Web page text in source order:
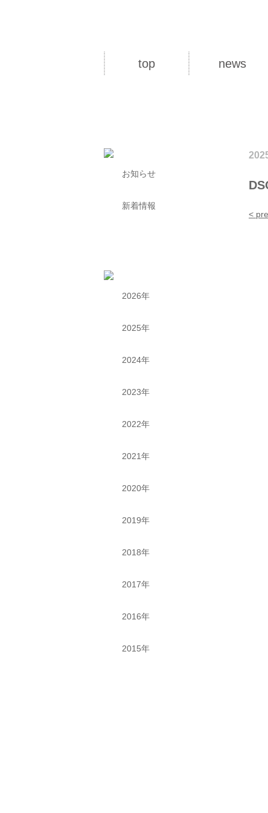
top news
<
お知らせ
新着情報
2026年
2025年
2024年
2023年
2022年
2021年
2020年
2019年
2018年
2017年
2016年
2015年